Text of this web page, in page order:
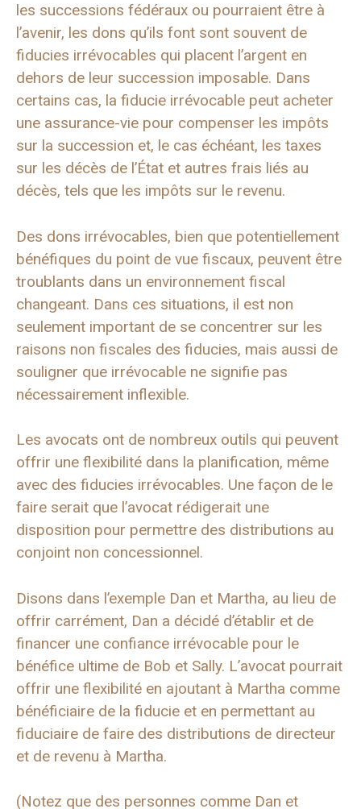
les successions fédéraux ou pourraient être à
l’avenir, les dons qu’ils font sont souvent de
fiducies irrévocables qui placent l’argent en
dehors de leur succession imposable. Dans
certains cas, la fiducie irrévocable peut acheter
une assurance-vie pour compenser les impôts
sur la succession et, le cas échéant, les taxes
sur les décès de l’État et autres frais liés au
décès, tels que les impôts sur le revenu.
Des dons irrévocables, bien que potentiellement
bénéfiques du point de vue fiscaux, peuvent être
troublants dans un environnement fiscal
changeant. Dans ces situations, il est non
seulement important de se concentrer sur les
raisons non fiscales des fiducies, mais aussi de
souligner que irrévocable ne signifie pas
nécessairement inflexible.
Les avocats ont de nombreux outils qui peuvent
offrir une flexibilité dans la planification, même
avec des fiducies irrévocables. Une façon de le
faire serait que l’avocat rédigerait une
disposition pour permettre des distributions au
conjoint non concessionnel.
Disons dans l’exemple Dan et Martha, au lieu de
offrir carrément, Dan a décidé d’établir et de
financer une confiance irrévocable pour le
bénéfice ultime de Bob et Sally. L’avocat pourrait
offrir une flexibilité en ajoutant à Martha comme
bénéficiaire de la fiducie et en permettant au
fiduciaire de faire des distributions de directeur
et de revenu à Martha.
(Notez que des personnes comme Dan et